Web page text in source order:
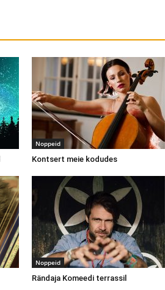
Noppeid
Kontsert meie kodudes
Noppeid
Rändaja Komeedi terrassil